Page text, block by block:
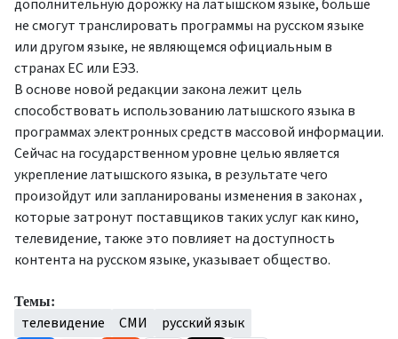
дополнительную дорожку на латышском языке, больше
не смогут транслировать программы на русском языке
или другом языке, не являющемся официальным в
странах ЕС или ЕЭЗ.
В основе новой редакции закона лежит цель
способствовать использованию латышского языка в
программах электронных средств массовой информации.
Сейчас на государственном уровне целью является
укрепление латышского языка, в результате чего
произойдут или запланированы изменения в законах ,
которые затронут поставщиков таких услуг как кино,
телевидение, также это повлияет на доступность
контента на русском языке, указывает общество.
Темы:
телевидение СМИ русский язык